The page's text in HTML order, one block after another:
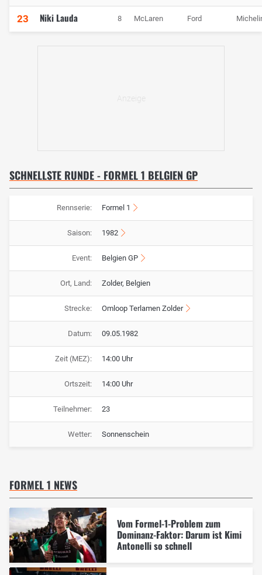
23 Niki Lauda 8 McLaren Ford
SCHNELLSTE RUNDE - FORMEL 1 BELGIEN GP
Rennserie: Formel 1
Saison: 1982
Event: Belgien GP
Ort, Land: Zolder, Belgien
Strecke: Omloop Terlamen Zolder
Datum: 09.05.1982
Zeit (MEZ): 14:00 Uhr
Ortszeit: 14:00 Uhr
Teilnehmer: 23
Wetter: Sonnenschein
FORMEL 1 NEWS
Vom Formel-1-Problem zum
Dominanz-Faktor: Darum ist Kimi
Antonelli so schnell